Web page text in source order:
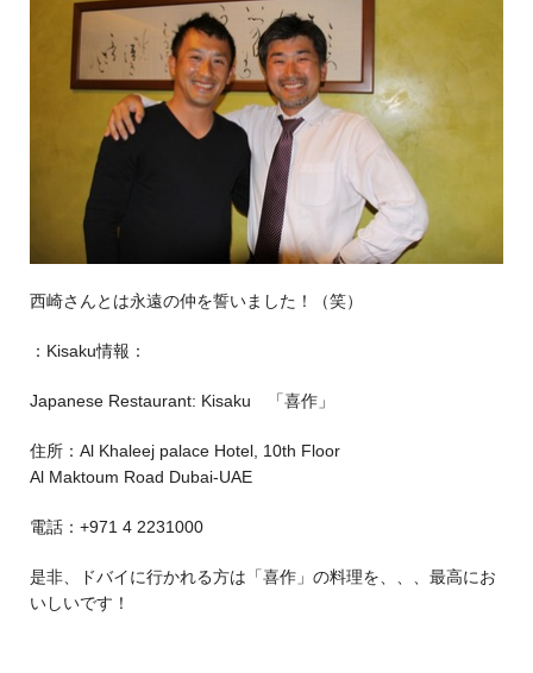
西崎さんとは永遠の仲を誓いました！（笑）
：Kisaku情報：
Japanese Restaurant: Kisaku 「喜作」
住所：Al Khaleej palace Hotel, 10th Floor
Al Maktoum Road Dubai-UAE
電話：+971 4 2231000
是非、ドバイに行かれる方は「喜作」の料理を、、、最高にお
いしいです！